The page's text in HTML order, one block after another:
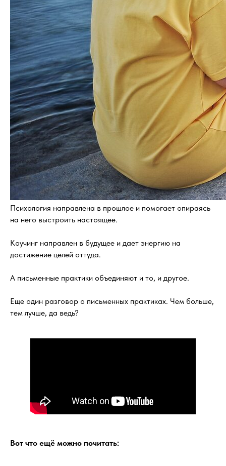
Психология направлена в прошлое и помогает опираясь
на него выстроить настоящее.
Коучинг направлен в будущее и дает энергию на
достижение целей оттуда.
А письменные практики объединяют и то, и другое.
Еще один разговор о письменных практиках. Чем больше,
тем лучше, да ведь?
Вот что ещё можно почитать: